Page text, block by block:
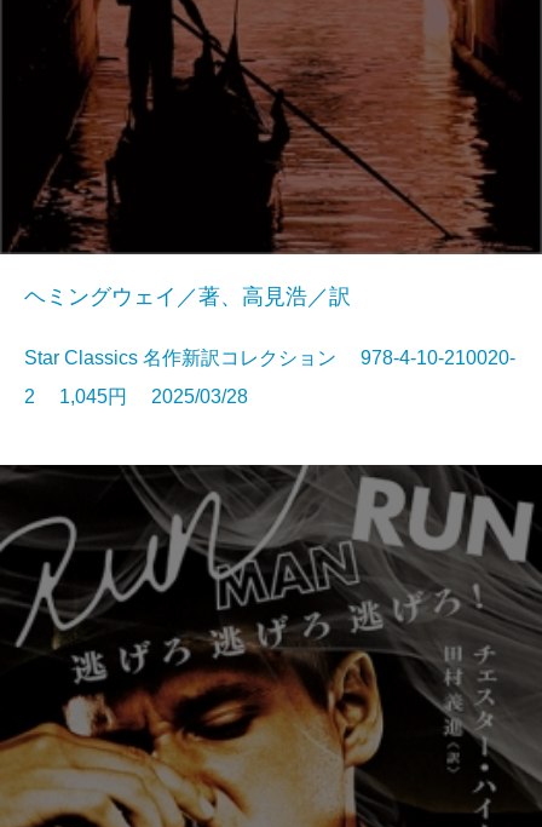
ヘミングウェイ／著、高見浩／訳
Star Classics 名作新訳コレクション 978-4-10-210020-
2 1,045円 2025/03/28